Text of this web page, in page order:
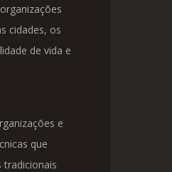
cidades, os
de vida e
e
que
tradicionais